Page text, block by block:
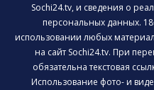
Sochi24.tv, и сведения о
персональных данных.
использовании любых
на сайт Sochi24.tv. При
обязательна текстовая
Использование фото- и